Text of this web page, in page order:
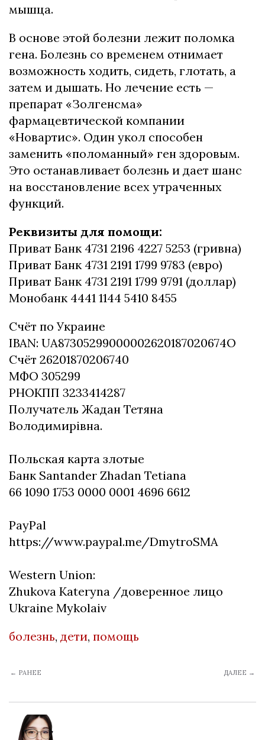
мышца.
В основе этой болезни лежит поломка
гена. Болезнь со временем отнимает
возможность ходить, сидеть, глотать, а
затем и дышать. Но лечение есть —
препарат «Золгенсма»
фармацевтической компании
«Новартис». Один укол способен
заменить «поломанный» ген здоровым.
Это останавливает болезнь и дает шанс
на восстановление всех утраченных
функций.
Реквизиты для помощи:
Приват Банк 4731 2196 4227 5253 (гривна)
Приват Банк 4731 2191 1799 9783 (евро)
Приват Банк 4731 2191 1799 9791 (доллар)
Монобанк 4441 1144 5410 8455
Счёт по Украине
IBAN: UA87305299000002620187020674O
Счёт 26201870206740
МФО 305299
РНОКПП 3233414287
Получатель Жадан Тетяна
Володимирівна.
Польская карта злотые
Банк Santander Zhadan Tetiana
66 1090 1753 0000 0001 4696 6612
PayPal
https://www.paypal.me/DmytroSMA
Western Union:
Zhukova Kateryna /доверенное лицо
Ukraine Mykolaiv
болезнь, дети, помощь
← РАНЕЕ ДАЛЕЕ →